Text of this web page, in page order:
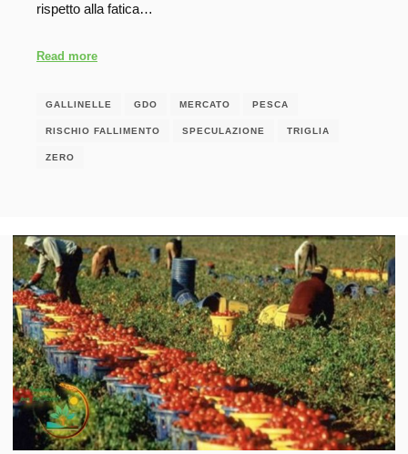
rispetto alla fatica…
Read more
GALLINELLE GDO MERCATO PESCA
RISCHIO FALLIMENTO SPECULAZIONE TRIGLIA
ZERO